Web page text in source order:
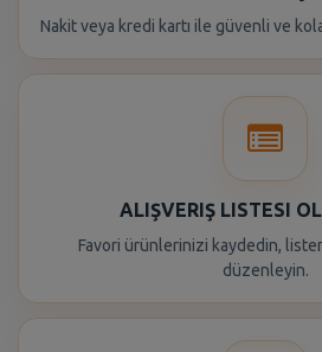
Nakit veya kredi kartı ile güvenli ve
ALIŞVERIŞ LISTESI
Favori ürünlerinizi kaydedin,
düzenleyin.